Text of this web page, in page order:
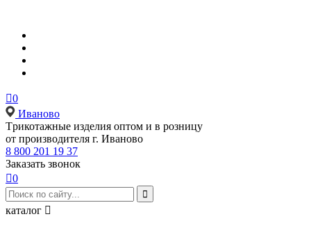
0
Иваново
Tрикотажные изделия оптом и в розницу
от производителя г. Иваново
8 800 201 19 37
Заказать звонок
0

каталог 